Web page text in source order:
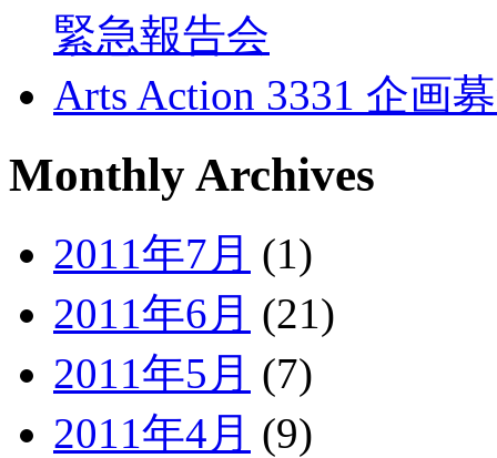
緊急報告会
Arts Action 3331 企画
Monthly Archives
2011年7月 (1)
2011年6月 (21)
2011年5月 (7)
2011年4月 (9)